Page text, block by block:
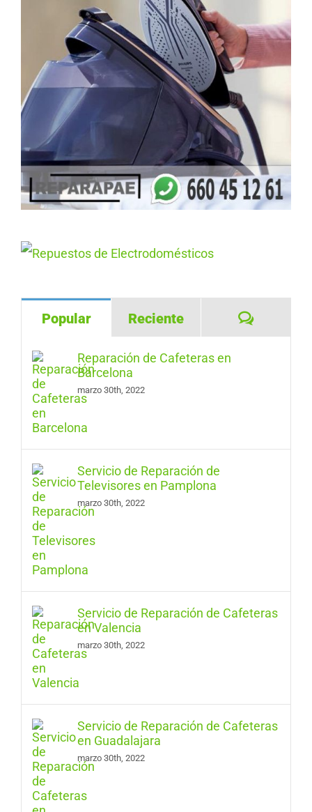
Popular Reciente
Reparación de Cafeteras en
Barcelona
marzo 30th, 2022
Servicio de Reparación de
Televisores en Pamplona
marzo 30th, 2022
Servicio de Reparación de Cafeteras
en Valencia
marzo 30th, 2022
Servicio de Reparación de Cafeteras
en Guadalajara
marzo 30th, 2022